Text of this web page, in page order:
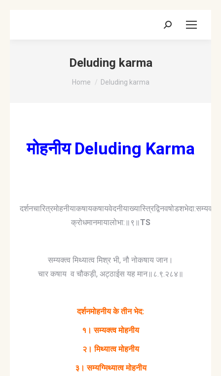
Search:
Deluding karma
You are here:
Home Deluding karma
मोहनीय Deluding Karma
क्रोधमानमायालोभा:॥९॥TS
सम्यक्त्व मिथ्यात्व मिश्र भी, नौ नोकषाय जान।
चार कषाय व चौकड़ी, अट्ठाईस यह मान॥८.९.२८४॥
दर्शनमोहनीय के तीन भेद:
१। सम्यक्त्व मोहनीय
२। मिथ्यात्व मोहनीय
३। सम्यग्मिथ्यात्व मोहनीय